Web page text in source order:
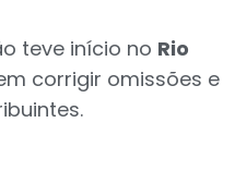
teve início no Rio
corrigir omissões e